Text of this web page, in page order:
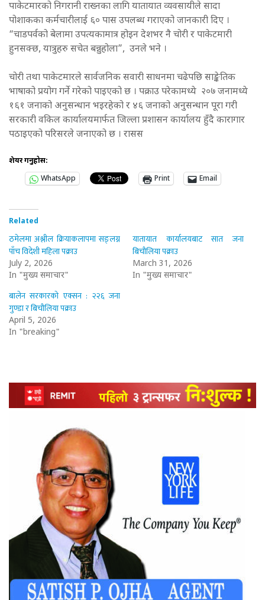
पाकेटमारको निगरानी राख्नका लागि यातायात व्यवसायीले सादा
पोशाकका कर्मचारीलाई ६० पास उपलब्ध गराएको जानकारी दिए ।
“चाडपर्वको बेलामा उपत्यकामात्र होइन देशभर नै चोरी र पाकेटमारी
हुनसक्छ, यात्रुहरु सचेत बन्नुहोला”, उनले भने ।
चोरी तथा पाकेटमारले सार्वजनिक सवारी साधनमा चढेपछि साङ्केतिक
भाषाको प्रयोग गर्ने गरेको पाइएको छ । पक्राउ परेकामध्ये २०७ जनामध्ये
१६१ जनाको अनुसन्धान भइरहेको र ४६ जनाको अनुसन्धान पूरा गरी
सरकारी वकिल कार्यालयमार्फत जिल्ला प्रशासन कार्यालय हुँदै कारागार
पठाइएको परिसरले जनाएको छ । रासस
शेयर गर्नुहोस:
WhatsApp
Print Email
Related
ठमेलमा अश्लील क्रियाकलापमा सङ्लग्न
पाँच विदेशी महिला पक्राउ
July 2, 2026
In "मुख्य समाचार"
यातायात कार्यालयबाट सात जना
बिचौलिया पक्राउ
March 31, 2026
In "मुख्य समाचार"
बालेन सरकारको एक्सन : २२६ जना
गुण्डा र बिचौलिया पक्राउ
April 5, 2026
In "breaking"